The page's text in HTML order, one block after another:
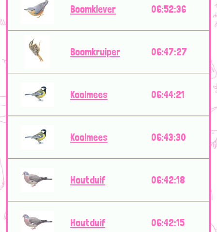
Boomklever 06:52:36
Boomkruiper 06:47:27
Koolmees 06:44:21
Koolmees 06:43:30
Houtduif 06:42:18
Houtduif 06:42:15